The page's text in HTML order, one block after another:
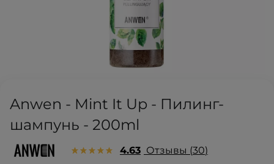
Anwen - Mint It Up - Пилинг-
шампунь - 200ml
4.63 Отзывы 30